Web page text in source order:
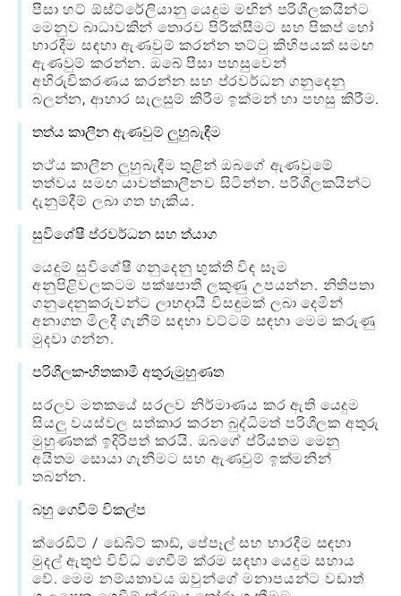
පීසා හට් ඕස්ට්රේලියානු යෙදුම මඟින් පරිශීලකයින්ට
මෙනුව බාධාවකින් තොරව පිරික්සීමට සහ පිකප් හෝ
භාරදීම සඳහා ඇණවුම් කරන්න තට්ටු කිහිපයක් සමඟ
ඇණවුම් කරන්න. ඔබේ පීසා පහසුවෙන්
අභිරුචිකරණය කරන්න සහ ප්රවර්ධන ගනුදෙනු
බලන්න, ආහාර සැලසුම් කිරීම ඉක්මන් හා පහසු කිරීම.
තත්ය කාලීන ඇණවුම් ලුහුබැඳීම
තථ්ය කාලීන ලුහුබැඳීම තුළින් ඔබගේ ඇණවුමේ
තත්වය සමඟ යාවත්කාලීනව සිටින්න. පරිශීලකයින්ට
දැනුම්දීම් ලබා ගත හැකිය.
සුවිශේෂී ප්රවර්ධන සහ ත්යාග
යෙදුම් සුවිශේෂී ගනුදෙනු භුක්ති විඳ සෑම
අනුපිළිවලකටම පක්ෂපාතී ලකුණු උපයන්න. නිතිපතා
ගනුදෙනුකරුවන්ට ලාභදායී විසඳුමක් ලබා දෙමින්
අනාගත මිලදී ගැනීම් සඳහා වට්ටම් සඳහා මෙම කරුණු
මුදවා ගන්න.
පරිශීලක-හිතකාමී අතුරුමුහුණත
සරලව මතකයේ සරලව නිර්මාණය කර ඇති යෙදුම
සියලු වයස්වල සත්කාර කරන බුද්ධිමත් පරිශීලක අතුරු
මුහුණතක් ඉදිරිපත් කරයි. ඔබගේ ප්රියතම මෙනු
අයිතම සොයා ගැනීමට සහ ඇණවුම් ඉක්මනින්
තබන්න.
බහු ගෙවීම් විකල්ප
ක්රෙඩිට් / ඩෙබිට් කාඩ්, පේපෑල් සහ භාරදීම සඳහා
මුදල් ඇතුළු විවිධ ගෙවීම් ක්රම සඳහා යෙදුම සහාය
වේ. මෙම නම්යතාවය ඔවුන්ගේ මනාපයන්ට වඩාත්